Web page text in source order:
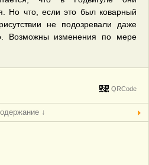
Но что, если это был коварный
не подозревали даже
Возможны изменения по мере
QRCode
↓